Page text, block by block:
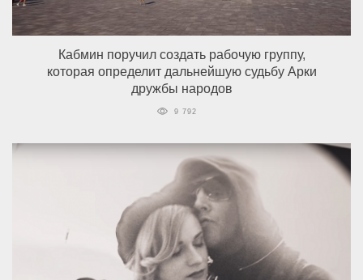
Кабмин поручил создать рабочую группу,
которая определит дальнейшую судьбу Арки
дружбы народов
9 792